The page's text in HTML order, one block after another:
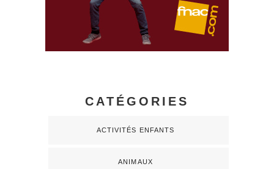
CATÉGORIES
ACTIVITÉS ENFANTS
ANIMAUX